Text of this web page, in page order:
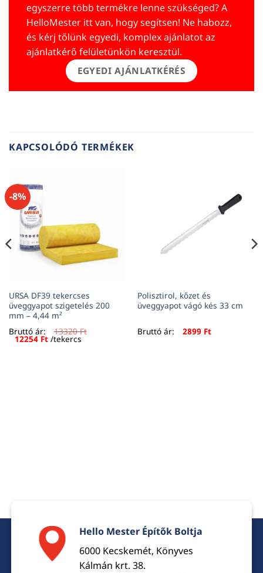
egyszerre több termékre lenne szükséged? A
HelloMester itt van, hogy segítsen! Ne habozz,
és kérj tőlünk egyedi, komplex ajánlatot az
ajánlatkérő felületünkön keresztül.
EGYEDI AJÁNLATKÉRÉS
KAPCSOLÓDÓ TERMÉKEK
-8%
URSA DF39 tekercses
üveggyapot szigetelés 200
mm – 4,44 m²
Bruttó ár:
13320Ft
Original
12254 FtCurrent
price
/tekercs
Polisztirol, kőzet és
üveggyapot vágó kés 33 cm
Bruttó ár: 2899 Ft
Hello Mester Építők Boltja
6000 Kecskemét, Könyves
Kálmán krt. 38.